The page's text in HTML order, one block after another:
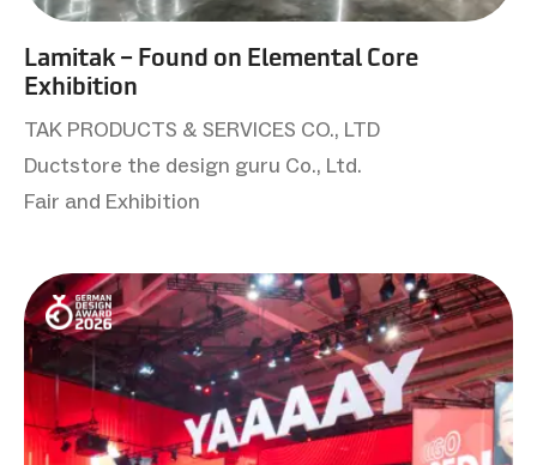
Lamitak – Found on Elemental Core
Exhibition
TAK PRODUCTS & SERVICES CO., LTD
Ductstore the design guru Co., Ltd.
Fair and Exhibition